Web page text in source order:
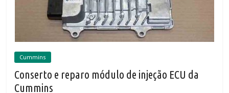
Cummins
Conserto e reparo módulo de injeção ECU da
Cummins